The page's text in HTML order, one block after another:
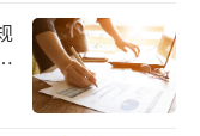
店老板向北京
最后一天都约